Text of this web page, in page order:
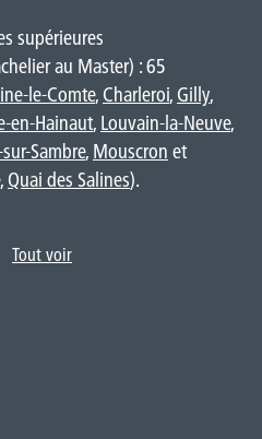
supérieures
au Master) : 65
le-Comte, Charleroi, Gilly,
en-Hainaut, Louvain-la-Neuve,
Sambre, Mouscron et
, Quai des Salines).
Tout voir